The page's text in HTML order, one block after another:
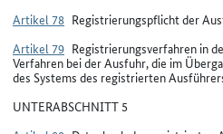
Artikel 78 Registrierungspflicht der
Artikel 79 Registrierungsverfahren in
Verfahren bei der Ausfuhr, die im
des Systems des registrierten
UNTERABSCHNITT 5